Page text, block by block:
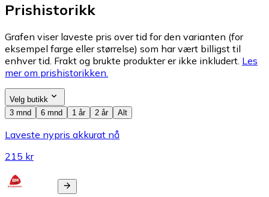
Prishistorikk
Grafen viser laveste pris over tid for den varianten (for
eksempel farge eller størrelse) som har vært billigst til
enhver tid. Frakt og brukte produkter er ikke inkludert. Les
mer om prishistorikken.
Velg butikk
3 mnd
6 mnd 1 år 2 år Alt
Laveste nypris akkurat nå
215 kr